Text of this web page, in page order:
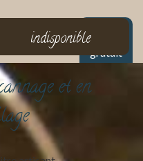
Devis
gratuit
indisponible
et en